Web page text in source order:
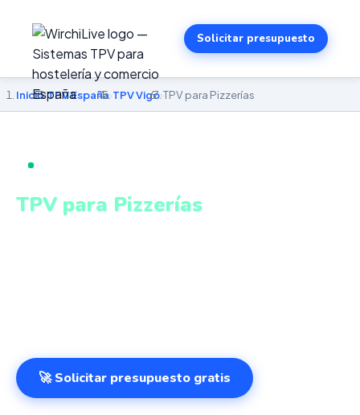
Solicitar presupuesto
Inicio›TPV España›TPV Vigo›TPV para Pizzerías
TPV PARA PIZZERÍAS EN VIGO
TPV para Pizzerías
🚀 Solicitar presupuesto gratis